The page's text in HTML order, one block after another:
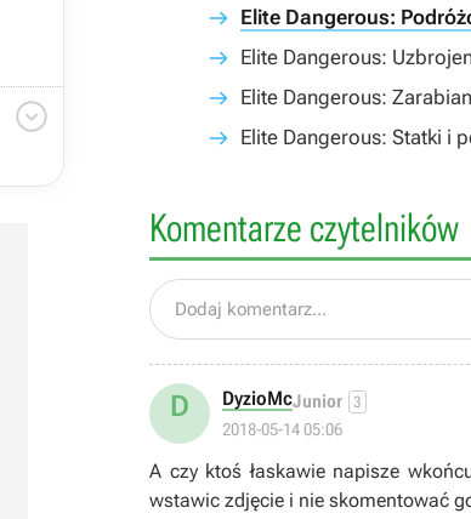

Elite Dangerous:
Elite Dangerous:
Elite Dangerous:
Elite Dangerous: Statki i
Komentarze czytelników
Dodaj komentarz...
D DyzioMcJunior 3
2018-05-14 05:06
A czy ktoś łaskawie napisze
wstawic zdjęcie i nie skomentować